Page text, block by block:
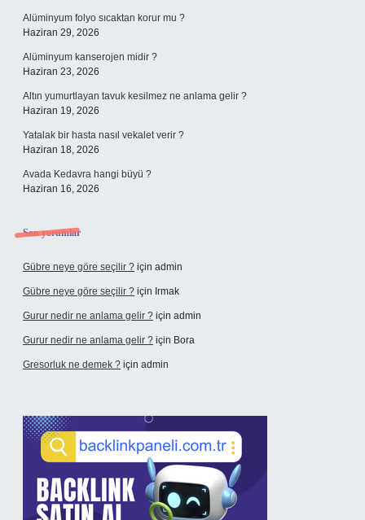
Alüminyum folyo sıcaktan korur mu ?
Haziran 29, 2026
Alüminyum kanserojen midir ?
Haziran 23, 2026
Altın yumurtlayan tavuk kesilmez ne anlama gelir ?
Haziran 19, 2026
Yatalak bir hasta nasıl vekalet verir ?
Haziran 18, 2026
Avada Kedavra hangi büyü ?
Haziran 16, 2026
Son yorumlar
Gübre neye göre seçilir ? için admin
Gübre neye göre seçilir ? için Irmak
Gurur nedir ne anlama gelir ? için admin
Gurur nedir ne anlama gelir ? için Bora
Gresorluk ne demek ? için admin